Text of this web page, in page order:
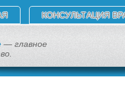
КОНСУЛЬТАЦИЯ
— главное